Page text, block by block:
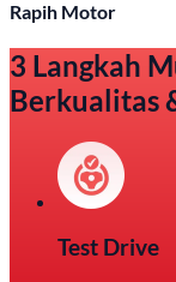
Rapih Motor
3 Langkah
Berkualitas
Test Drive